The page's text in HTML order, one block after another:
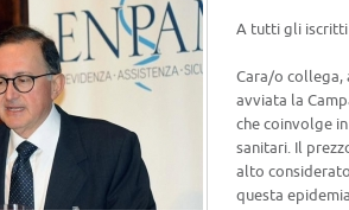
A tutti gli
Cara/o collega,
avviata la
che coinvolge
sanitari. Il
alto
questa